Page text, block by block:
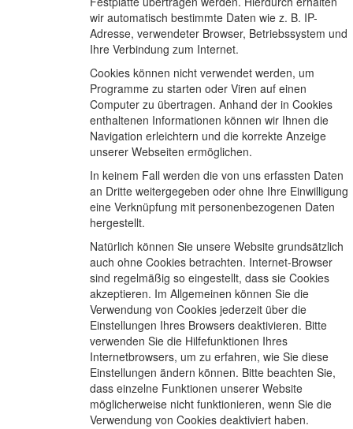
wir automatisch bestimmte Daten wie z. B. IP-
Adresse, verwendeter Browser, Betriebssystem und
Ihre Verbindung zum Internet.
Cookies können nicht verwendet werden, um
Programme zu starten oder Viren auf einen
Computer zu übertragen. Anhand der in Cookies
enthaltenen Informationen können wir Ihnen die
Navigation erleichtern und die korrekte Anzeige
unserer Webseiten ermöglichen.
In keinem Fall werden die von uns erfassten Daten
an Dritte weitergegeben oder ohne Ihre Einwilligung
eine Verknüpfung mit personenbezogenen Daten
hergestellt.
Natürlich können Sie unsere Website grundsätzlich
auch ohne Cookies betrachten. Internet-Browser
sind regelmäßig so eingestellt, dass sie Cookies
akzeptieren. Im Allgemeinen können Sie die
Verwendung von Cookies jederzeit über die
Einstellungen Ihres Browsers deaktivieren. Bitte
verwenden Sie die Hilfefunktionen Ihres
Internetbrowsers, um zu erfahren, wie Sie diese
Einstellungen ändern können. Bitte beachten Sie,
dass einzelne Funktionen unserer Website
möglicherweise nicht funktionieren, wenn Sie die
Verwendung von Cookies deaktiviert haben.